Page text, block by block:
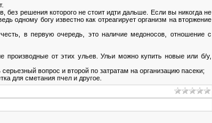
решения которого не стоит идти дальше. Если вы никогда не
одному богу известно как отреагирует организм на вторжение
в первую очередь, это наличие медоносов, отношение с
производные от этих ульев. Ульи можно купить новые или б/у,
вопрос и второй по затратам на организацию пасеки;
для сметания пчел и другое.